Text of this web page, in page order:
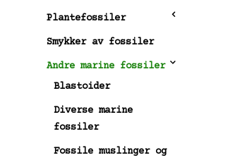
Plantefossiler
Smykker av fossiler
Andre marine fossiler
Blastoider
Diverse marine
fossiler
Fossile muslinger og